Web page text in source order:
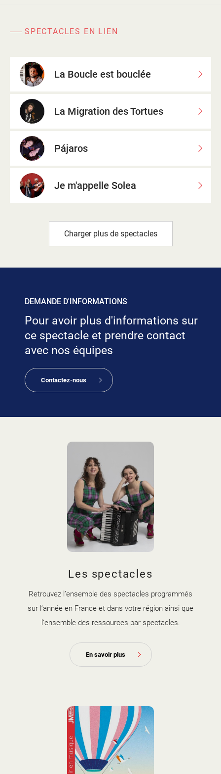
SPECTACLES EN LIEN
La Boucle est bouclée
La Migration des Tortues
Pájaros
Je m'appelle Solea
Charger plus de spectacles
DEMANDE D'INFORMATIONS
Pour avoir plus d'informations sur
ce spectacle et prendre contact
avec nos équipes
Contactez-nous
Les spectacles
Retrouvez l’ensemble des spectacles programmés
sur l’année en France et dans votre région ainsi que
l’ensemble des ressources par spectacles.
En savoir plus